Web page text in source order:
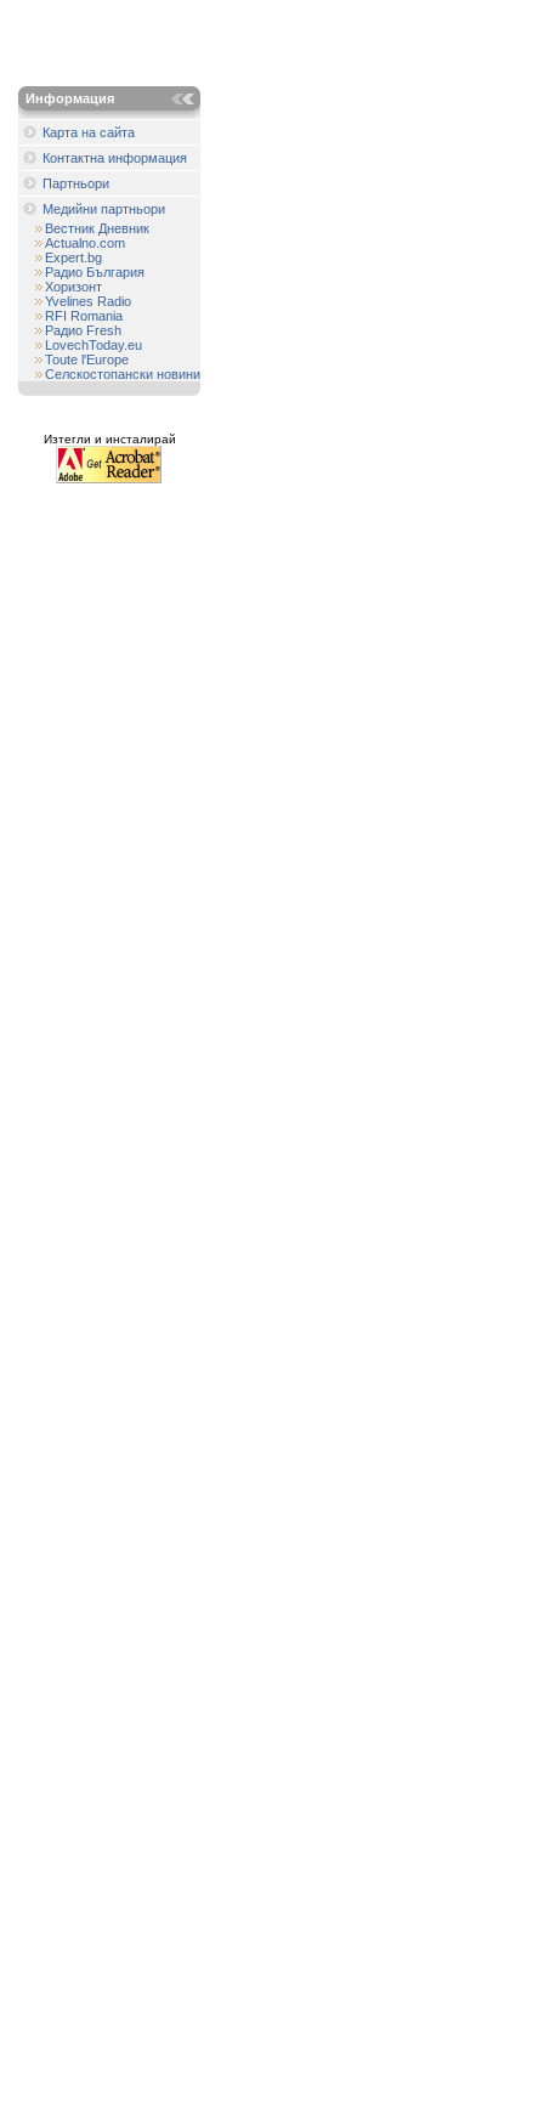
Информация
Карта на сайта
Контактна информация
Партньори
Медийни партньори
Вестник Дневник
Actualno.com
Expert.bg
Радио България
Хоризонт
Yvelines Radio
RFI Romania
Радио Fresh
LovechToday.eu
Toute l'Europe
Селскостопански новини
Изтегли и инсталирай